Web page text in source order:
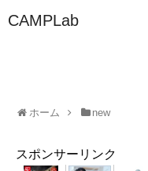
CAMPLab
ホーム new
スポンサーリンク